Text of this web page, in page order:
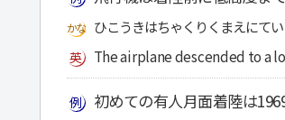
ひこうきはちゃくりくまえにて
The airplane descended to a
初めての有人月面着陸は